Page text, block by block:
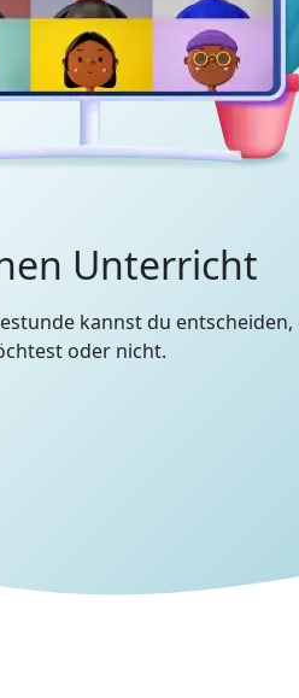
Unterricht
kannst du
oder nicht.